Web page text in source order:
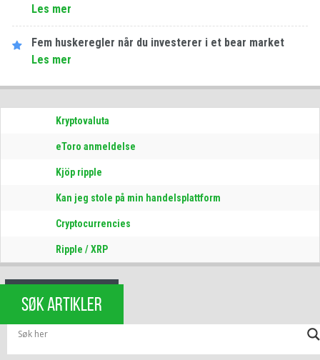
Les​ ​mer
Fem huskeregler når du investerer i et bear market
Les​ ​mer
Kryptovaluta
eToro anmeldelse
Kjöp ripple
Kan jeg stole på min handelsplattform
Cryptocurrencies
Ripple / XRP
SØK ARTIKLER